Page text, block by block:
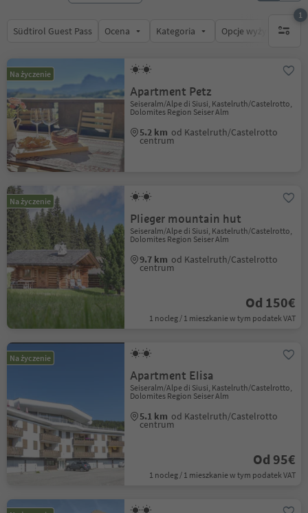
Südtirol Guest Pass Ocena Kategoria Opcje wyżywienia
1
1
Na życzenie
Apartment Petz
Seiseralm/Alpe di Siusi, Kastelruth/Castelrotto,
Dolomites Region Seiser Alm
5.2 km od Kastelruth/Castelrotto
centrum
Na życzenie
Plieger mountain hut
Seiseralm/Alpe di Siusi, Kastelruth/Castelrotto,
Dolomites Region Seiser Alm
9.7 km od Kastelruth/Castelrotto
centrum
Od 150€
1 nocleg / 1 mieszkanie w tym podatek VAT
Na życzenie
Apartment Elisa
Seiseralm/Alpe di Siusi, Kastelruth/Castelrotto,
Dolomites Region Seiser Alm
5.1 km od Kastelruth/Castelrotto
centrum
Od 95€
1 nocleg / 1 mieszkanie w tym podatek VAT